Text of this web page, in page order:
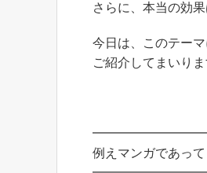
さらに、本当の効
今日は、このテー
ご紹介してまいりま
例えマンガであって